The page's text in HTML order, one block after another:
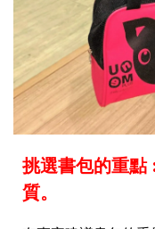
挑選書包的重點
質。